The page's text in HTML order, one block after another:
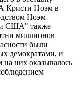
Кристи Ноэм в
Ноэм
США" также
миллионов
были
демократами, и
них оказывалось